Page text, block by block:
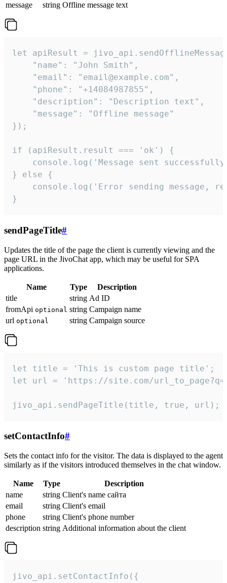
message
string Offline message text
let apiResult =
    "name": "John Smith",
    "email": "email@example.com",
    "phone": "+14084987855",
    "description": "Description text",
    "message": "Offline message"
});
if (apiResult.result === 'ok') {
console.log('Message sent
} else {
console.log('Error sending message,
}
sendPageTitle#
Updates the title of the page the client is currently viewing and the
page URL in the JivoChat app, which may be useful for SPA
applications.
Name Type
Description
title
string Ad ID
fromApi optional string Campaign name
url optional string Campaign source
let title = 'This is custom page title';
let url = 'https://site.com/
jivo_api.sendPageTitle(title, true, url);
setContactInfo#
Sets the contact info for the visitor. The data is displayed to the agent
similarly as if the visitors introduced themselves in the chat window.
Name Type
Description
name
string Client's name сайта
email
string Client's email
phone
string Client's phone number
description string Additional information about the client
jivo_api.setContactInfo({